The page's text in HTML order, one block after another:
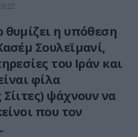
θυμίζει η υπόθεση
Σουλεϊμανί,
του Ιράν και
φίλα
ψάχνουν να
που τον